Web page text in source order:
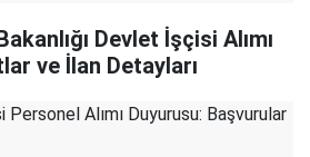
Devlet İşçisi Alımı
ve İlan Detayları